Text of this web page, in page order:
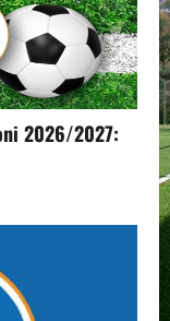
2026/2027: